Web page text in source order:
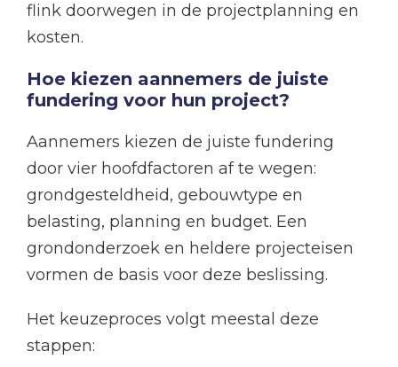
flink doorwegen in de projectplanning en
kosten.
Hoe kiezen aannemers de juiste
fundering voor hun project?
Aannemers kiezen de juiste fundering
door vier hoofdfactoren af te wegen:
grondgesteldheid, gebouwtype en
belasting, planning en budget. Een
grondonderzoek en heldere projecteisen
vormen de basis voor deze beslissing.
Het keuzeproces volgt meestal deze
stappen: